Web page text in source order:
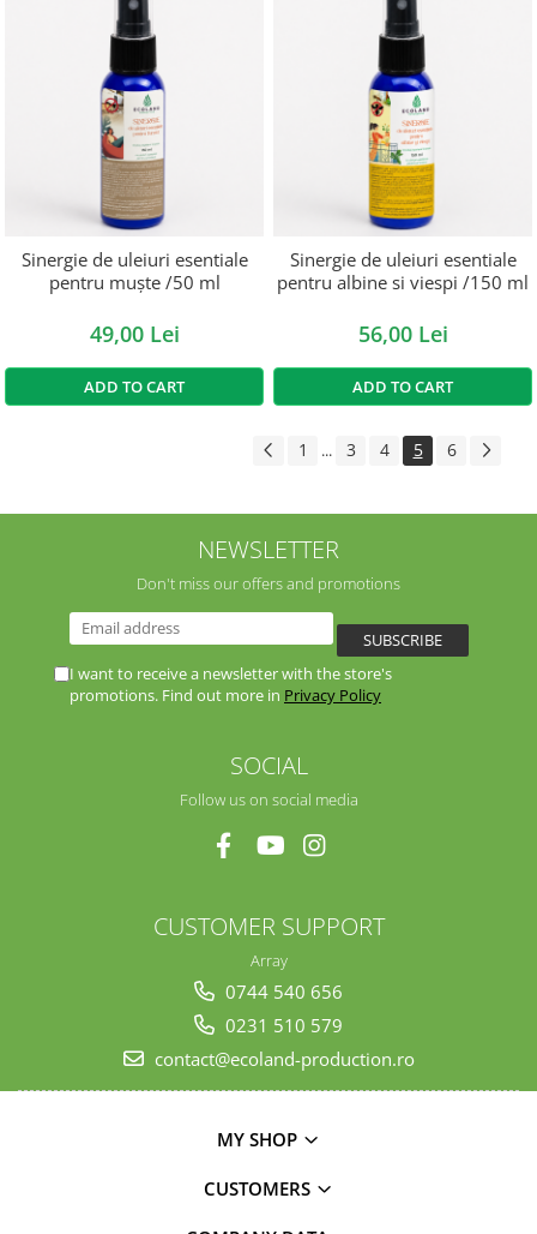
Sinergie de uleiuri esentiale
pentru muște /50 ml
49,00 Lei
ADD TO CART
Sinergie de uleiuri esentiale
pentru albine si viespi /150 ml
56,00 Lei
ADD TO CART
1 ... 3 4 5 6
NEWSLETTER
Don't miss our offers and promotions
I want to receive a newsletter with the store's
promotions. Find out more in Privacy Policy
SOCIAL
Follow us on social media
CUSTOMER SUPPORT
Array
0744 540 656
0231 510 579
contact@ecoland-production.ro
MY SHOP
CUSTOMERS